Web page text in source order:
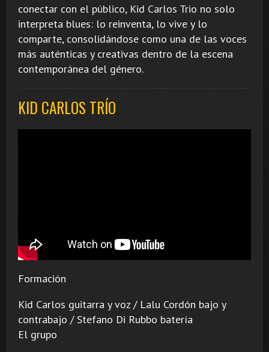
conectar con el público, Kid Carlos Trio no solo
interpreta blues: lo reinventa, lo vive y lo
comparte, consolidándose como una de las voces
más auténticas y creativas dentro de la escena
contemporánea del género.
KID CARLOS TRÍO
Formación
Kid Carlos guitarra y voz / Lalu Cordón bajo y
contrabajo / Stefano Di Rubbo batería
El grupo